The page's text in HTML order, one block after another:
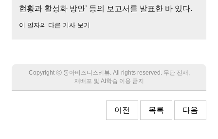
현황과 활성화 방안’ 등의 보고서를 발표한 바 있다.
이 필자의 다른 기사 보기
Copyright Ⓒ 동아비즈니스리뷰. All rights reserved. 무단 전재,
재배포 및 AI학습 이용 금지
이전 목록 다음